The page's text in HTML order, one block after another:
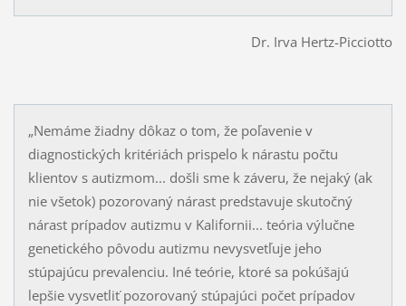
Dr. Irva Hertz-Picciotto
„Nemáme žiadny dôkaz o tom, že poľavenie v
diagnostických kritériách prispelo k nárastu počtu
klientov s autizmom... došli sme k záveru, že nejaký (ak
nie všetok) pozorovaný nárast predstavuje skutočný
nárast prípadov autizmu v Kalifornii... teória výlučne
genetického pôvodu autizmu nevysvetľuje jeho
stúpajúcu prevalenciu. Iné teórie, ktoré sa pokúšajú
lepšie vysvetliť pozorovaný stúpajúci počet prípadov